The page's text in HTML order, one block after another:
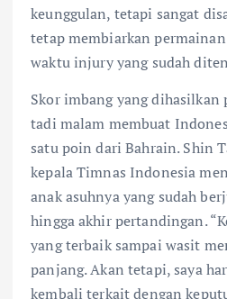
keunggulan, tetapi sangat
tetap membiarkan
waktu injury yang sudah
Skor imbang yang dihasilkan
tadi malam membuat
satu poin dari Bahrain. Shin
kepala Timnas Indonesia
anak asuhnya yang sudah
hingga akhir pertandingan.
yang terbaik sampai wasit
panjang. Akan tetapi, saya
kembali terkait dengan